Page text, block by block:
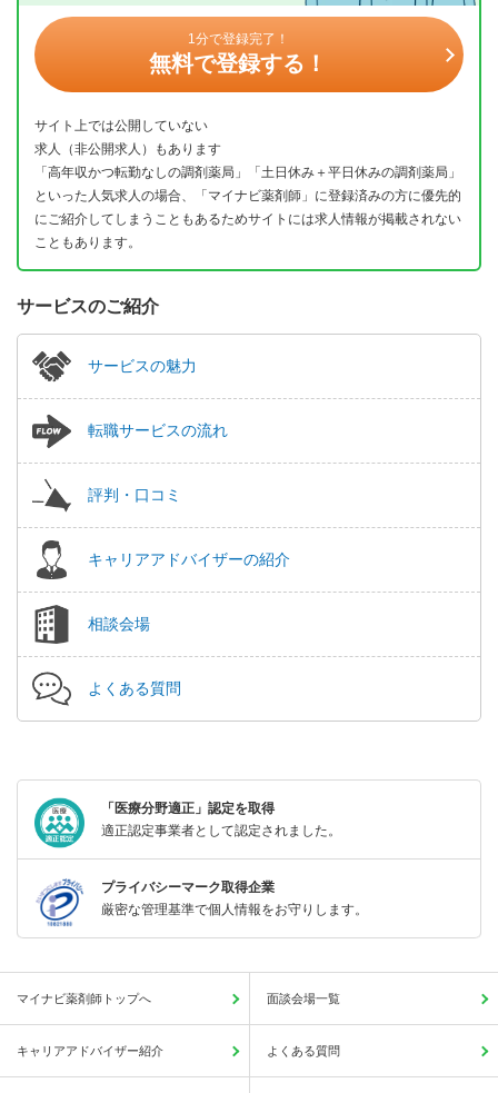
1分で登録完了！
無料で登録する！
サイト上では公開していない
求人（非公開求人）もあります
「高年収かつ転勤なしの調剤薬局」「土日休み＋平日休みの調剤薬局」
といった人気求人の場合、「マイナビ薬剤師」に登録済みの方に優先的
にご紹介してしまうこともあるためサイトには求人情報が掲載されない
こともあります。
サービスのご紹介
サービスの魅力
転職サービスの流れ
評判・口コミ
キャリアアドバイザーの紹介
相談会場
よくある質問
「医療分野適正」認定を取得
適正認定事業者として認定されました。
プライバシーマーク取得企業
厳密な管理基準で個人情報をお守りします。
マイナビ薬剤師トップへ 面談会場一覧
キャリアアドバイザー紹介 よくある質問